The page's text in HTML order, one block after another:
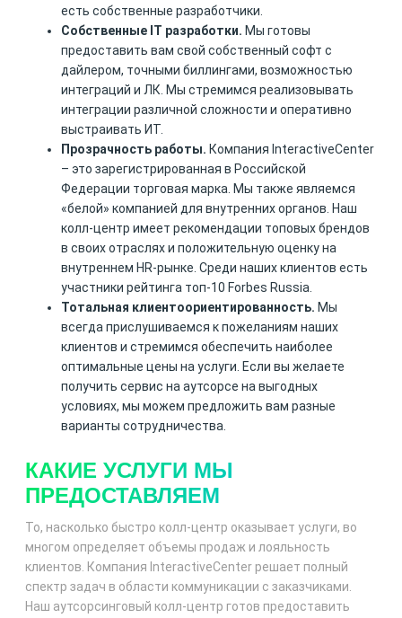
есть собственные разработчики.
Собственные IT разработки. Мы готовы
предоставить вам свой собственный софт с
дайлером, точными биллингами, возможностью
интеграций и ЛК. Мы стремимся реализовывать
интеграции различной сложности и оперативно
выстраивать ИТ.
Прозрачность работы. Компания InteractiveCenter
– это зарегистрированная в Российской
Федерации торговая марка. Мы также являемся
«белой» компанией для внутренних органов. Наш
колл-центр имеет рекомендации топовых брендов
в своих отраслях и положительную оценку на
внутреннем HR-рынке. Среди наших клиентов есть
участники рейтинга топ-10 Forbes Russia.
Тотальная клиентоориентированность. Мы
всегда прислушиваемся к пожеланиям наших
клиентов и стремимся обеспечить наиболее
оптимальные цены на услуги. Если вы желаете
получить сервис на аутсорсе на выгодных
условиях, мы можем предложить вам разные
варианты сотрудничества.
КАКИЕ УСЛУГИ МЫ
ПРЕДОСТАВЛЯЕМ
То, насколько быстро колл-центр оказывает услуги, во
многом определяет объемы продаж и лояльность
клиентов. Компания InteractiveCenter решает полный
спектр задач в области коммуникации с заказчиками.
Наш аутсорсинговый колл-центр готов предоставить